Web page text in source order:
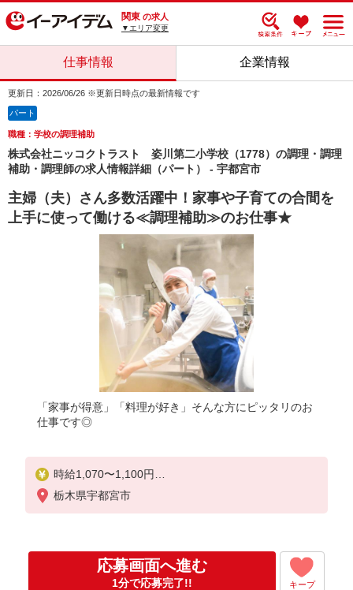
関東 の求人
▼エリア変更
仕事情報 企業情報
更新日：2026/06/26 ※更新日時点の最新情報です
パート
職種：学校の調理補助
株式会社ニッコクトラスト 姿川第二小学校（1778）の調理・調理
補助・調理師の求人情報詳細（パート） - 宇都宮市
主婦（夫）さん多数活躍中！家事や子育ての合間を
上手に使って働ける≪調理補助≫のお仕事★
「家事が得意」「料理が好き」そんな方にピッタリのお
仕事です◎
時給1,070〜1,100円
※経験、能力による
※詳細は面接の際にご説明いたします
試用期間：有（2ヶ月）
試用期間中の労働条件：変更なし
栃木県宇都宮市
応募画面へ進む
1分で応募完了!! キープ